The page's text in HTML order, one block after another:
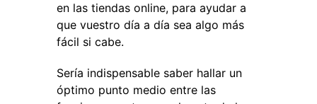
en las tiendas online, para ayudar a
que vuestro día a día sea algo más
fácil si cabe.
Sería indispensable saber hallar un
óptimo punto medio entre las